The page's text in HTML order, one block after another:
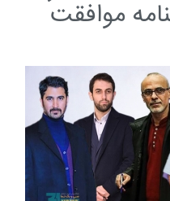
۵ فیلمنامه موافقت